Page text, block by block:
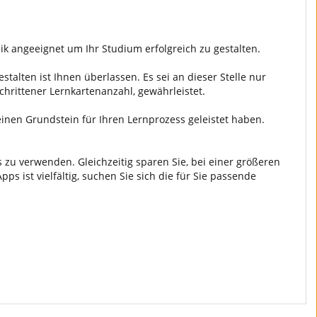
angeeignet um Ihr Studium erfolgreich zu gestalten.
ist Ihnen überlassen. Es sei an dieser Stelle nur
Lernkartenanzahl, gewährleistet.
Grundstein für Ihren Lernprozess geleistet haben.
verwenden. Gleichzeitig sparen Sie, bei einer größeren
ist vielfältig, suchen Sie sich die für Sie passende